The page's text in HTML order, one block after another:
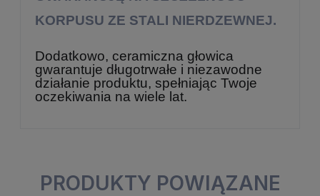
KORPUSU ZE STALI NIERDZEWNEJ.
Dodatkowo, ceramiczna głowica
gwarantuje długotrwałe i niezawodne
działanie produktu, spełniając Twoje
oczekiwania na wiele lat.
PRODUKTY POWIĄZANE